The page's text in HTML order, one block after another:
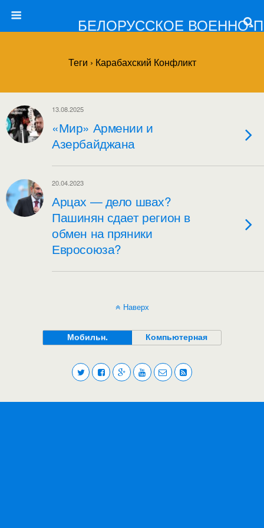
БЕЛОРУССКОЕ ВОЕННО-
Теги › Карабахский Конфликт
13.08.2025
«Мир» Армении и
Азербайджана
20.04.2023
Арцах — дело швах?
Пашинян сдает регион в
обмен на пряники
Евросоюза?
Наверх
Мобильн. Компьютерная